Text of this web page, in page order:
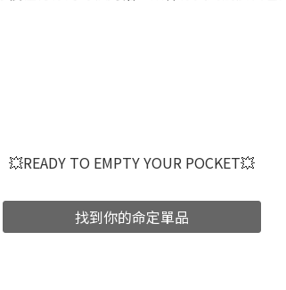
💥READY TO EMPTY YOUR POCKET💥
找到你的命定單品